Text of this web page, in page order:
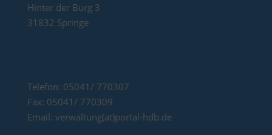
Hinter der Burg 3
31832 Springe
Telefon: 05041/ 770307
Fax: 05041/ 770309
Email: verwaltung(at)portal-hdb.de